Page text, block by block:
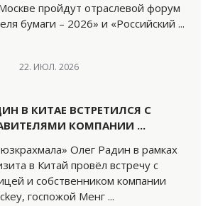
пройдут отраслевой форум
бумаги – 2026» и «Российский ...
22. ИЮЛ. 2026
В КИТАЕ ВСТРЕТИЛСЯ С
КОМПАНИИ ...
Олег Радин в рамках
в Китай провёл встречу с
и собственником компании
госпожой Менг ...